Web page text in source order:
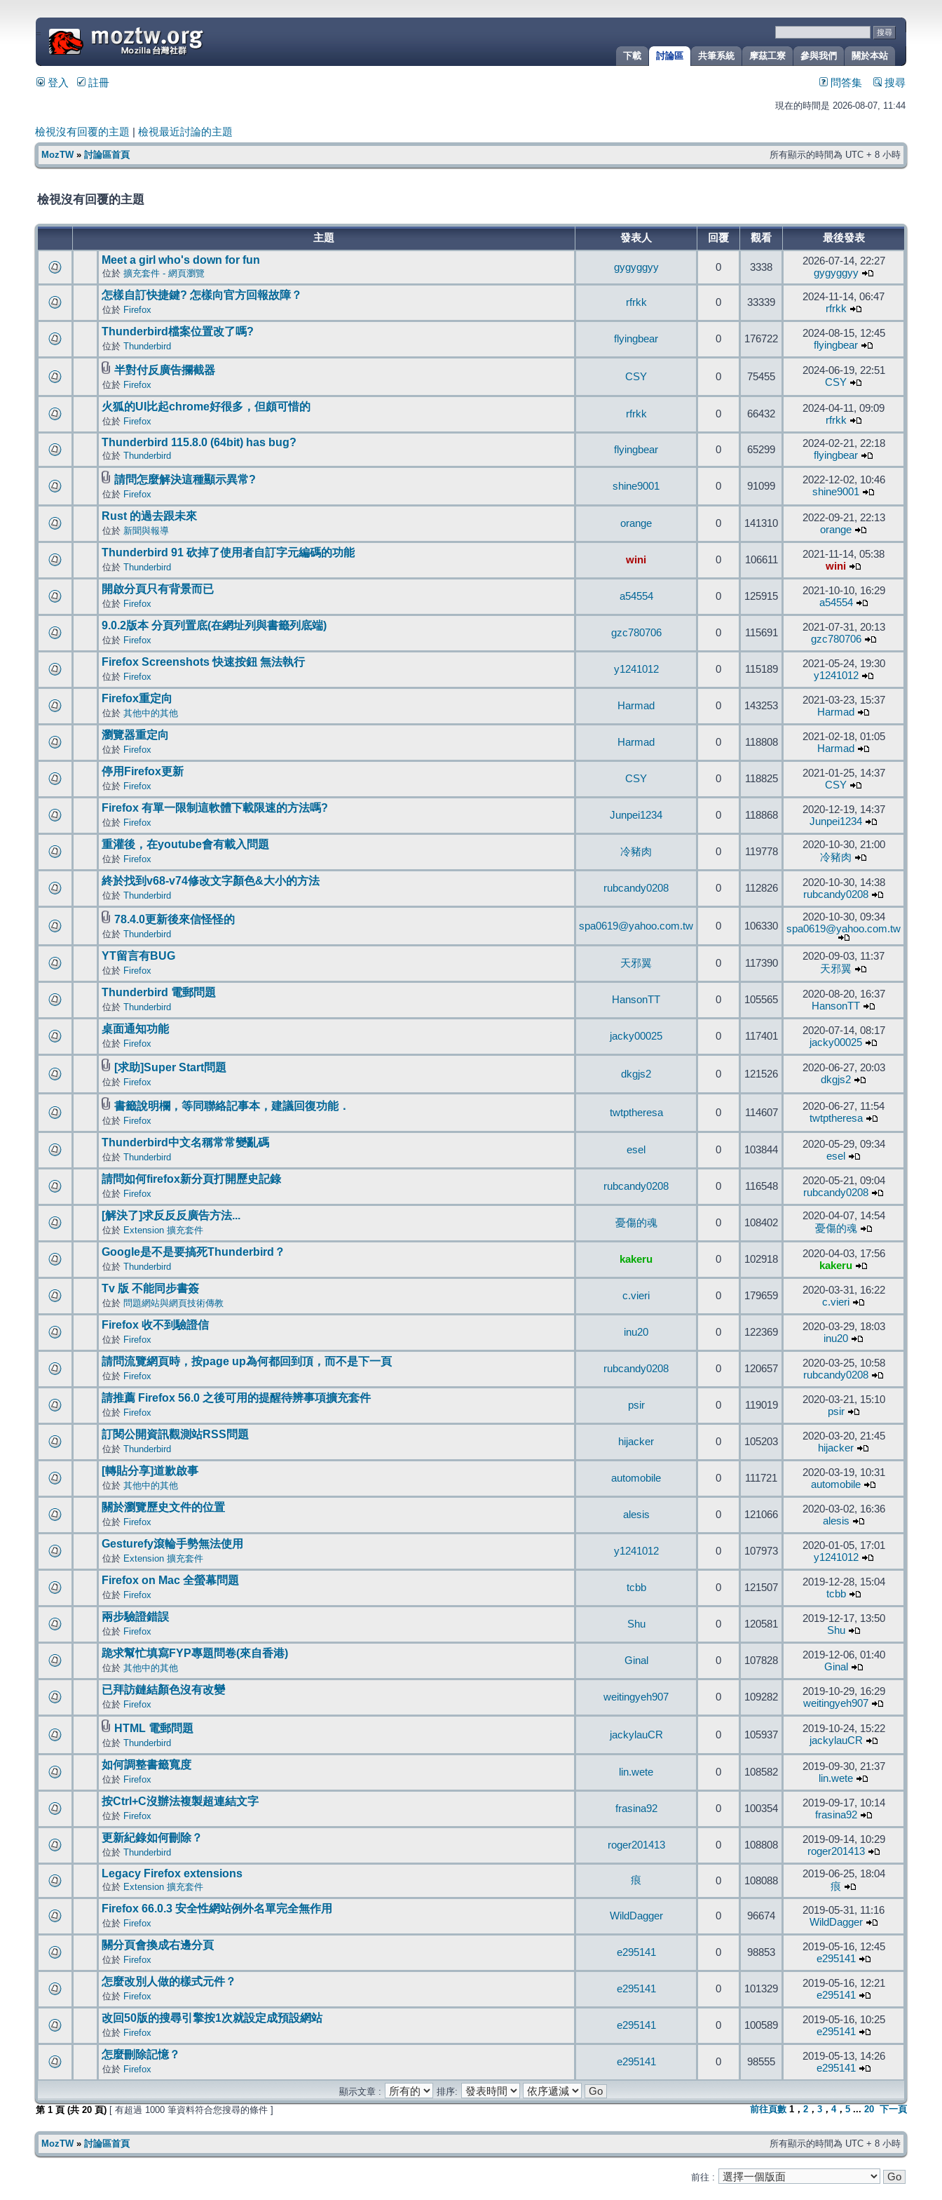
關於本站
參與我們
摩茲工寮
共筆系統
討論區
下載
=
登入 註冊 問答集 搜尋
現在的時間是 2026-08-07, 11:44
檢視沒有回覆的主題 檢視最近討論的主題
MozTW» 討論區首頁 所有顯示的時間為 UTC + 8 小時
檢視沒有回覆的主題
主題 發表人 回覆 觀看 最後發表
Meet a girl who's down for fun
位於 擴充套件 - 網頁瀏覽
gygyggyy 0 3338
2026-07-14, 22:27
gygyggyy
怎樣自訂快捷鍵? 怎樣向官方回報故障？
位於 Firefox
rfrkk 0 33339
2024-11-14, 06:47
rfrkk
Thunderbird檔案位置改了嗎?
位於 Thunderbird
flyingbear 0 176722
2024-08-15, 12:45
flyingbear
半對付反廣告攔截器
位於 Firefox
CSY 0 75455
2024-06-19, 22:51
CSY
火狐的UI比起chrome好很多，但頗可惜的
位於 Firefox
rfrkk 0 66432
2024-04-11, 09:09
rfrkk
Thunderbird 115.8.0 (64bit) has bug?
位於 Thunderbird
flyingbear 0 65299
2024-02-21, 22:18
flyingbear
請問怎麼解決這種顯示異常?
位於 Firefox
shine9001 0 91099
2022-12-02, 10:46
shine9001
Rust 的過去跟未來
位於 新聞與報導
orange 0 141310
2022-09-21, 22:13
orange
Thunderbird 91 砍掉了使用者自訂字元編碼的功能
位於 Thunderbird
wini 0 106611
2021-11-14, 05:38
wini
開啟分頁只有背景而已
位於 Firefox
a54554 0 125915
2021-10-10, 16:29
a54554
9.0.2版本 分頁列置底(在網址列與書籤列底端)
位於 Firefox
gzc780706 0 115691
2021-07-31, 20:13
gzc780706
Firefox Screenshots 快速按鈕 無法執行
位於 Firefox
y1241012 0 115189
2021-05-24, 19:30
y1241012
Firefox重定向
位於 其他中的其他
Harmad 0 143253
2021-03-23, 15:37
Harmad
瀏覽器重定向
位於 Firefox
Harmad 0 118808
2021-02-18, 01:05
Harmad
停用Firefox更新
位於 Firefox
CSY 0 118825
2021-01-25, 14:37
CSY
Firefox 有單一限制這軟體下載限速的方法嗎?
位於 Firefox
Junpei1234 0 118868
2020-12-19, 14:37
Junpei1234
重灌後，在youtube會有載入問題
位於 Firefox
冷豬肉 0 119778
2020-10-30, 21:00
冷豬肉
終於找到v68-v74修改文字顏色&大小的方法
位於 Thunderbird
rubcandy0208 0 112826
2020-10-30, 14:38
rubcandy0208
78.4.0更新後來信怪怪的
位於 Thunderbird
spa0619@yahoo.com.tw 0 106330
2020-10-30, 09:34
spa0619@yahoo.com.tw
YT留言有BUG
位於 Firefox
天邪翼 0 117390
2020-09-03, 11:37
天邪翼
Thunderbird 電郵問題
位於 Thunderbird
HansonTT 0 105565
2020-08-20, 16:37
HansonTT
桌面通知功能
位於 Firefox
jacky00025 0 117401
2020-07-14, 08:17
jacky00025
[求助]Super Start問題
位於 Firefox
dkgjs2 0 121526
2020-06-27, 20:03
dkgjs2
書籤說明欄，等同聯絡記事本，建議回復功能．
位於 Firefox
twtptheresa 0 114607
2020-06-27, 11:54
twtptheresa
Thunderbird中文名稱常常變亂碼
位於 Thunderbird
esel 0 103844
2020-05-29, 09:34
esel
請問如何firefox新分頁打開歷史記錄
位於 Firefox
rubcandy0208 0 116548
2020-05-21, 09:04
rubcandy0208
[解決了]求反反反廣告方法...
位於 Extension 擴充套件
憂傷的魂 0 108402
2020-04-07, 14:54
憂傷的魂
Google是不是要搞死Thunderbird？
位於 Thunderbird
kakeru 0 102918
2020-04-03, 17:56
kakeru
Tv 版 不能同步書簽
位於 問題網站與網頁技術傳教
c.vieri 0 179659
2020-03-31, 16:22
c.vieri
Firefox 收不到驗證信
位於 Firefox
inu20 0 122369
2020-03-29, 18:03
inu20
請問流覽網頁時，按page up為何都回到頂，而不是下一頁
位於 Firefox
rubcandy0208 0 120657
2020-03-25, 10:58
rubcandy0208
請推薦 Firefox 56.0 之後可用的提醒待辨事項擴充套件
位於 Firefox
psir 0 119019
2020-03-21, 15:10
psir
訂閱公開資訊觀測站RSS問題
位於 Thunderbird
hijacker 0 105203
2020-03-20, 21:45
hijacker
[轉貼分享]道歉啟事
位於 其他中的其他
automobile 0 111721
2020-03-19, 10:31
automobile
關於瀏覽歷史文件的位置
位於 Firefox
alesis 0 121066
2020-03-02, 16:36
alesis
Gesturefy滾輪手勢無法使用
位於 Extension 擴充套件
y1241012 0 107973
2020-01-05, 17:01
y1241012
Firefox on Mac 全螢幕問題
位於 Firefox
tcbb 0 121507
2019-12-28, 15:04
tcbb
兩步驗證錯誤
位於 Firefox
Shu 0 120581
2019-12-17, 13:50
Shu
跪求幫忙填寫FYP專題問卷(來自香港)
位於 其他中的其他
Ginal 0 107828
2019-12-06, 01:40
Ginal
已拜訪鏈結顏色沒有改變
位於 Firefox
weitingyeh907 0 109282
2019-10-29, 16:29
weitingyeh907
HTML 電郵問題
位於 Thunderbird
jackylauCR 0 105937
2019-10-24, 15:22
jackylauCR
如何調整書籤寬度
位於 Firefox
lin.wete 0 108582
2019-09-30, 21:37
lin.wete
按Ctrl+C沒辦法複製超連結文字
位於 Firefox
frasina92 0 100354
2019-09-17, 10:14
frasina92
更新紀錄如何刪除？
位於 Thunderbird
roger201413 0 108808
2019-09-14, 10:29
roger201413
Legacy Firefox extensions
位於 Extension 擴充套件
痕 0 108088
2019-06-25, 18:04
痕
Firefox 66.0.3 安全性網站例外名單完全無作用
位於 Firefox
WildDagger 0 96674
2019-05-31, 11:16
WildDagger
關分頁會換成右邊分頁
位於 Firefox
e295141 0 98853
2019-05-16, 12:45
e295141
怎麼改別人做的樣式元件？
位於 Firefox
e295141 0 101329
2019-05-16, 12:21
e295141
改回50版的搜尋引擎按1次就設定成預設網站
位於 Firefox
e295141 0 100589
2019-05-16, 10:25
e295141
怎麼刪除記憶？
位於 Firefox
e295141 0 98555
2019-05-13, 14:26
e295141
顯示文章 :
排序:
第 1 頁 (共 20 頁) [ 有超過 1000 筆資料符合您搜尋的條件 ] 前往頁數 1 ， 2 ， 3 ， 4， 5 ... 20 下一頁
MozTW» 討論區首頁 所有顯示的時間為 UTC + 8 小時
前往 :